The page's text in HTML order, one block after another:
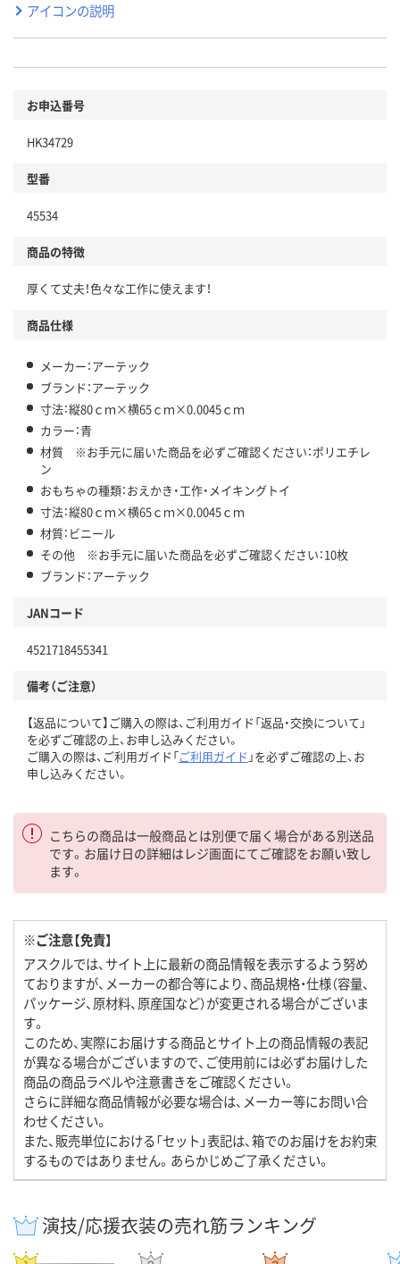
アイコンの説明
お申込番号
HK34729
型番
45534
商品の特徴
厚くて丈夫！色々な工作に使えます！
商品仕様
メーカー：アーテック
ブランド：アーテック
寸法：縦80ｃｍ×横65ｃｍ×0.0045ｃｍ
カラー：青
材質 ※お手元に届いた商品を必ずご確認ください：ポリエチレ
ン
おもちゃの種類：おえかき・工作・メイキングトイ
寸法：縦80ｃｍ×横65ｃｍ×0.0045ｃｍ
材質：ビニール
その他 ※お手元に届いた商品を必ずご確認ください：10枚
ブランド：アーテック
JANコード
4521718455341
備考（ご注意）
【返品について】ご購入の際は、ご利用ガイド「返品・交換について」
を必ずご確認の上、お申し込みください。
ご購入の際は、ご利用ガイド「ご利用ガイド 」を必ずご確認の上、お
申し込みください。
こちらの商品は一般商品とは別便で届く場合がある別送品
です。お届け日の詳細はレジ画面にてご確認をお願い致し
ます。
※ご注意【免責】
アスクルでは、サイト上に最新の商品情報を表示するよう努め
ておりますが、メーカーの都合等により、商品規格・仕様（容量、
パッケージ、原材料、原産国など）が変更される場合がございま
す。
このため、実際にお届けする商品とサイト上の商品情報の表記
が異なる場合がございますので、ご使用前には必ずお届けした
商品の商品ラベルや注意書きをご確認ください。
さらに詳細な商品情報が必要な場合は、メーカー等にお問い合
わせください。
また、販売単位における「セット」表記は、箱でのお届けをお約束
するものではありません。あらかじめご了承ください。
演技/応援衣装の売れ筋ランキング